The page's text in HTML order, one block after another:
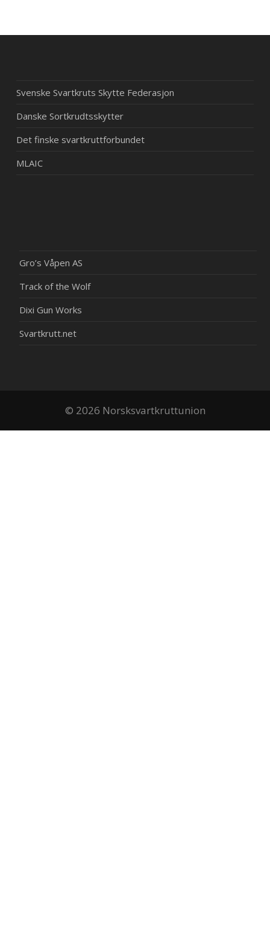
Svenske Svartkruts Skytte Federasjon
Danske Sortkrudtsskytter
Det finske svartkruttforbundet
MLAIC
Gro’s Våpen AS
Track of the Wolf
Dixi Gun Works
Svartkrutt.net
© 2026 Norsksvartkruttunion